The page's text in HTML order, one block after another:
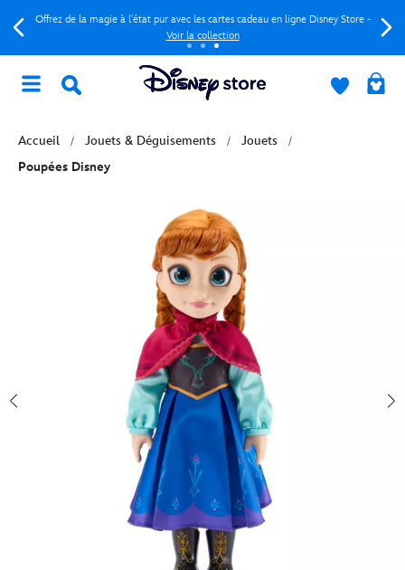
Offrez de la magie à l'état pur avec les cartes cadeau en ligne Disney Store -
Voir la collection
Accueil Jouets & Déguisements
Jouets
Poupées Disney